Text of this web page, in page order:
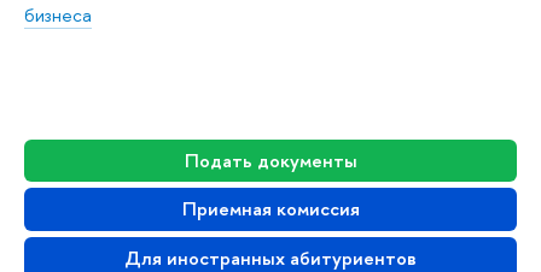
Подать документы
Приемная комиссия
Для иностранных абитуриентов
бизнеса